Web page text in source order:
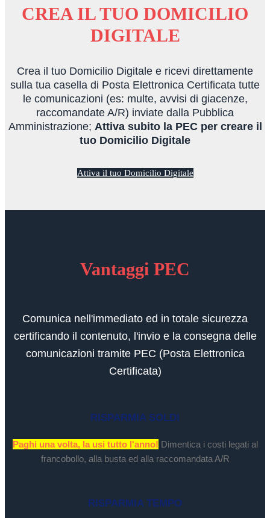
CREA IL TUO DOMICILIO
DIGITALE
Crea il tuo Domicilio Digitale e ricevi direttamente
sulla tua casella di Posta Elettronica Certificata tutte
le comunicazioni (es: multe, avvisi di giacenze,
raccomandate A/R) inviate dalla Pubblica
Amministrazione; Attiva subito la PEC per creare il
tuo Domicilio Digitale
Attiva il tuo Domicilio Digitale
Vantaggi PEC
Comunica nell'immediato ed in totale sicurezza
certificando il contenuto, l'invio e la consegna delle
comunicazioni tramite PEC (Posta Elettronica
Certificata)
RISPARMIA SOLDI
Paghi una volta, la usi tutto l'anno! Dimentica i costi legati al
francobollo, alla busta ed alla raccomandata A/R
RISPARMIA TEMPO